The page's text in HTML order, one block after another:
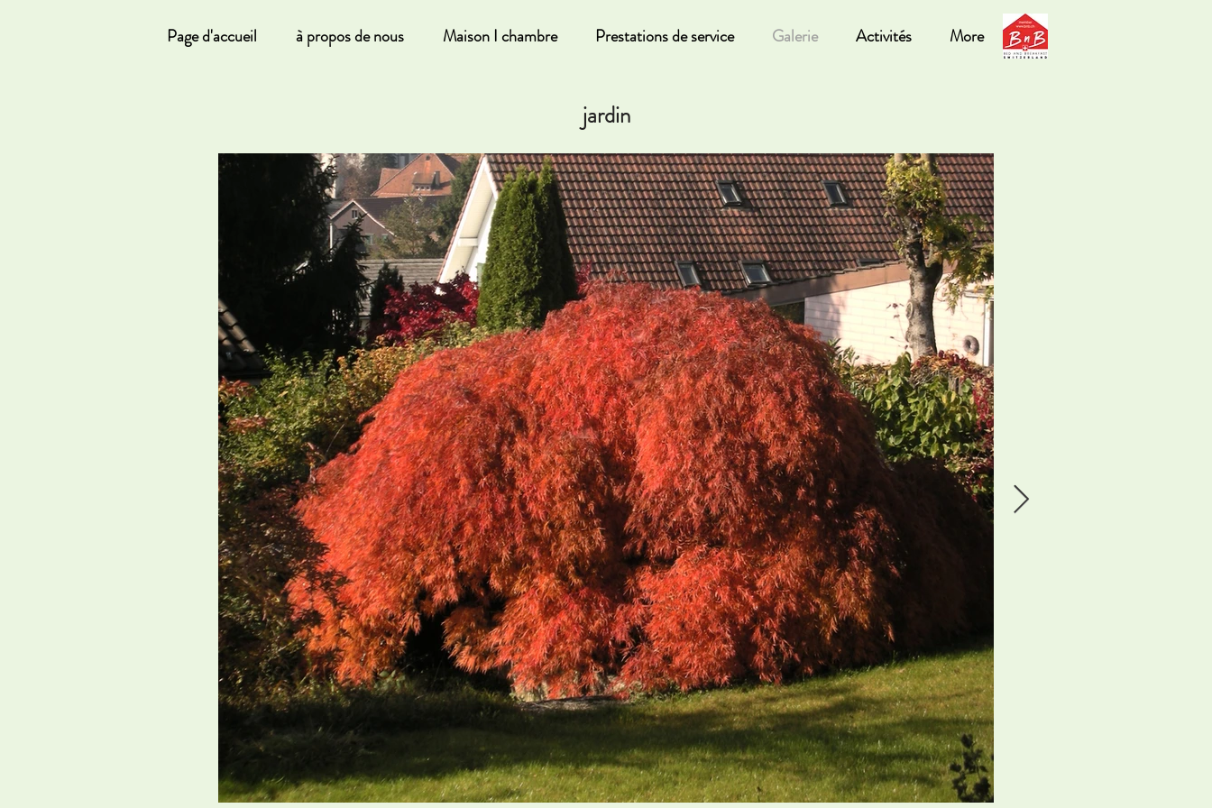
Page d'accueil à propos de nous Maison I chambre Prestations de service Galerie Activités More
jardin